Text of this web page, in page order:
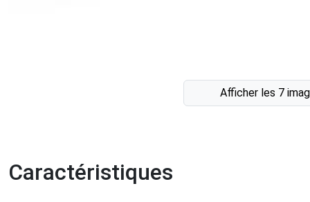
Afficher les 7
Caractéristiques